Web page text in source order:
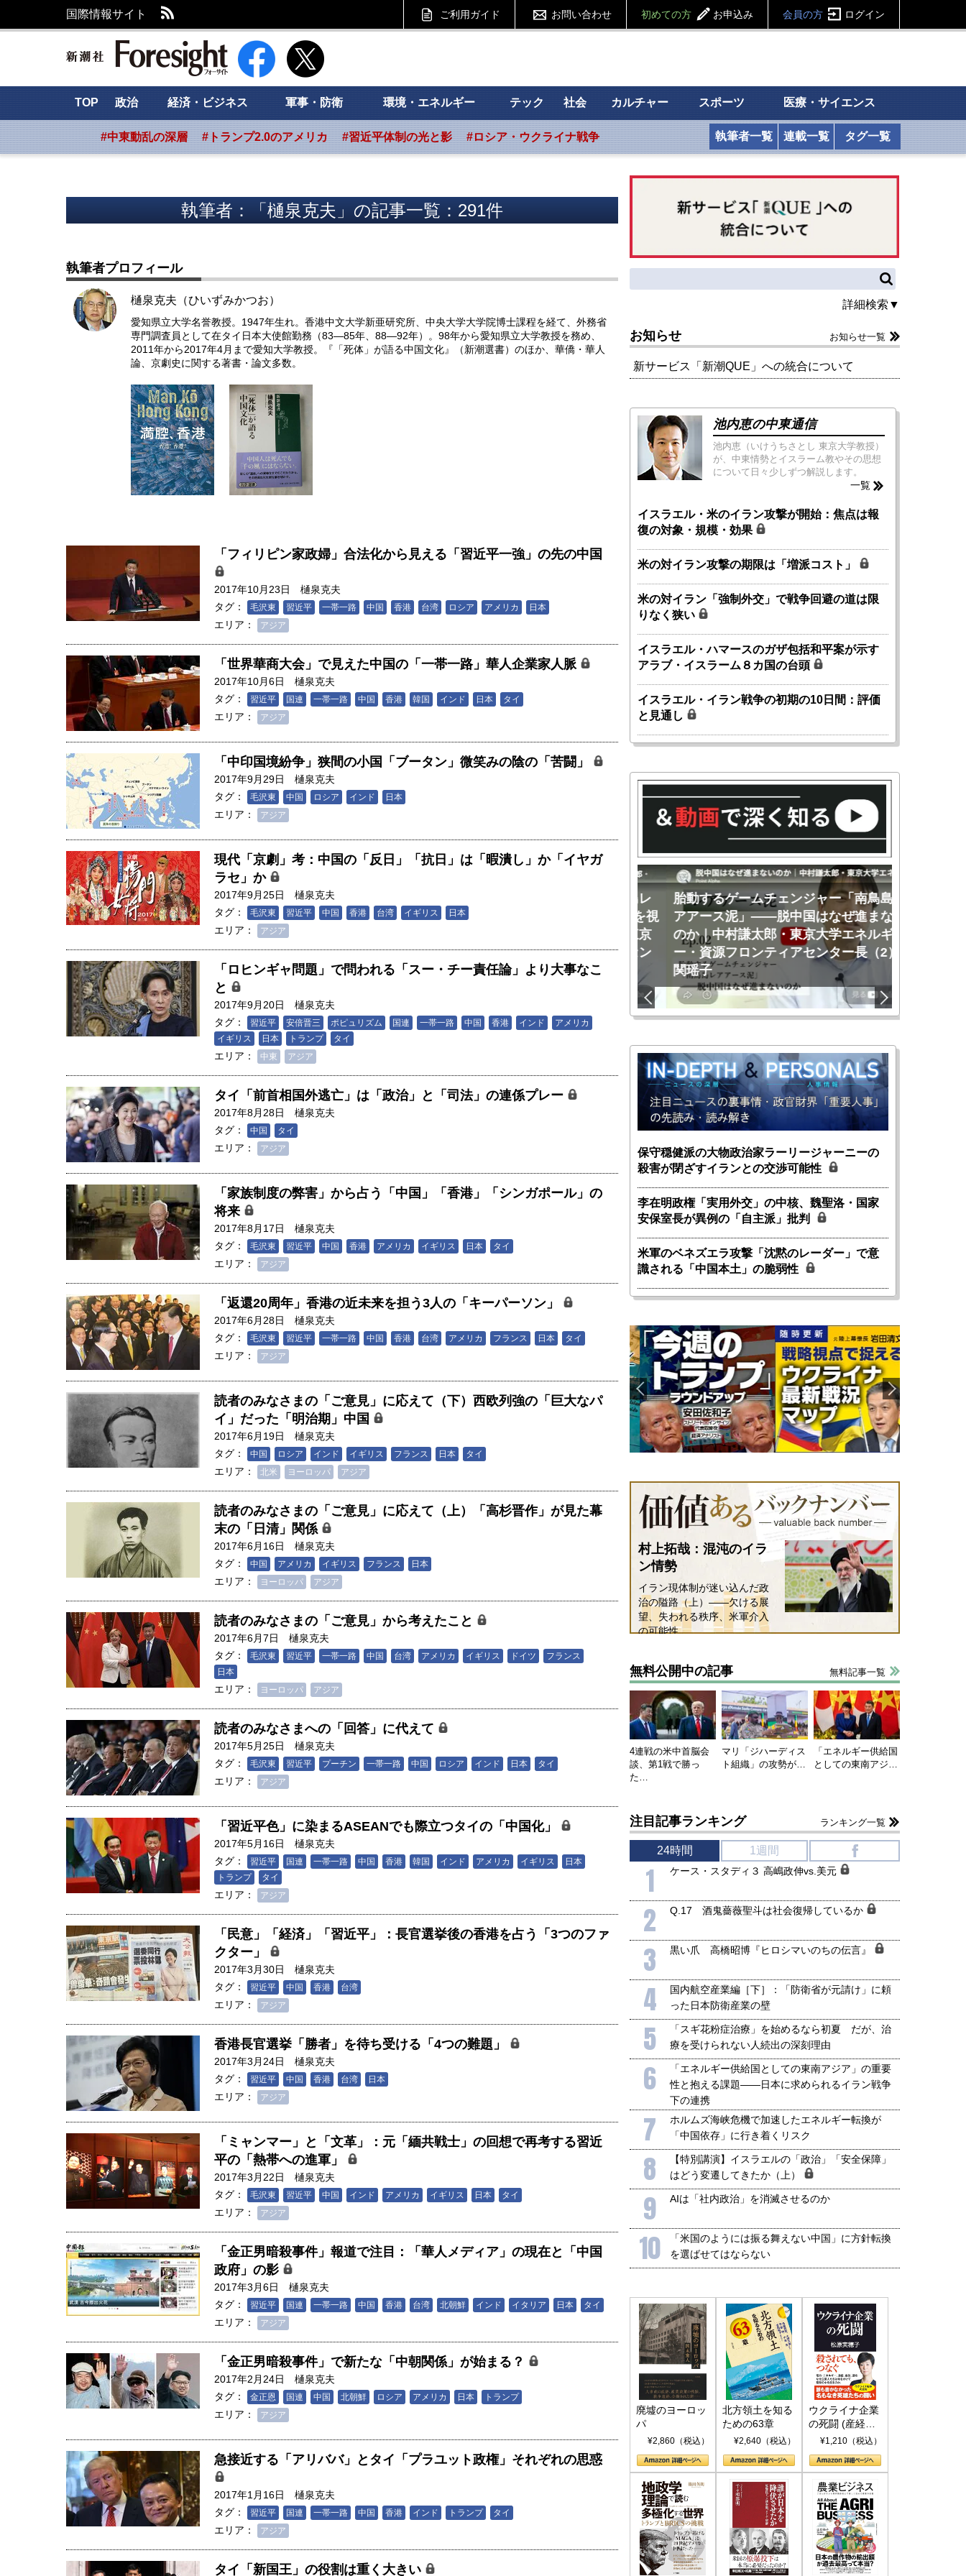
国際情報サイト ご利用ガイド お問い合わせ 初めての方 お申込み 会員の方 ログイン
新潮社 Foresight フォーサイト
TOP 政治 経済・ビジネス 軍事・防衛 環境・エネルギー テック 社会 カルチャー スポーツ 医療・サイエンス
#中東動乱の深層 #トランプ2.0のアメリカ #習近平体制の光と影 #ロシア・ウクライナ戦争 執筆者一覧 連載一覧 タグ一覧
執筆者：「樋泉克夫」の記事一覧：291件
執筆者プロフィール
樋泉克夫（ひいずみかつお）
愛知県立大学名誉教授。1947年生れ。香港中文大学新亜研究所、中央大学大学院博士課程を経て、外務省
専門調査員として在タイ日本大使館勤務（83―85年、88―92年）。98年から愛知県立大学教授を務め、
2011年から2017年4月まで愛知大学教授。『「死体」が語る中国文化』（新潮選書）のほか、華僑・華人
論、京劇史に関する著書・論文多数。
「フィリピン家政婦」合法化から見える「習近平一強」の先の中国
2017年10月23日
樋泉克夫
タグ：
毛沢東 習近平 一帯一路 中国 香港 台湾 ロシア アメリカ 日本
エリア： アジア
「世界華商大会」で見えた中国の「一帯一路」華人企業家人脈
2017年10月6日
樋泉克夫
タグ：
習近平 国連 一帯一路 中国 香港 韓国 インド 日本 タイ
エリア： アジア
「中印国境紛争」狭間の小国「ブータン」微笑みの陰の「苦闘」
2017年9月29日
樋泉克夫
タグ：
毛沢東 中国 ロシア インド 日本
エリア： アジア
現代「京劇」考：中国の「反日」「抗日」は「暇潰し」か「イヤガ
ラセ」か
2017年9月25日
樋泉克夫
タグ：
毛沢東 習近平 中国 香港 台湾 イギリス 日本
エリア： アジア
「ロヒンギャ問題」で問われる「スー・チー責任論」より大事なこ
と
2017年9月20日
樋泉克夫
タグ：
習近平 安倍晋三 ポピュリズム 国連 一帯一路 中国 香港 インド
アメリカ
イギリス
日本 トランプ タイ
エリア： 中東 アジア
タイ「前首相国外逃亡」は「政治」と「司法」の連係プレー
2017年8月28日
樋泉克夫
タグ：
中国 タイ
エリア： アジア
「家族制度の弊害」から占う「中国」「香港」「シンガポール」の
将来
2017年8月17日
樋泉克夫
タグ：
毛沢東 習近平 中国 香港 アメリカ イギリス 日本 タイ
エリア： アジア
「返還20周年」香港の近未来を担う3人の「キーパーソン」
2017年6月28日
樋泉克夫
タグ：
毛沢東 習近平 一帯一路 中国 香港 台湾 アメリカ フランス 日本 タイ
エリア： アジア
読者のみなさまの「ご意見」に応えて（下）西欧列強の「巨大なパ
イ」だった「明治期」中国
2017年6月19日
樋泉克夫
タグ：
中国 ロシア インド イギリス フランス 日本 タイ
エリア： 北米 ヨーロッパ アジア
読者のみなさまの「ご意見」に応えて（上）「高杉晋作」が見た幕
末の「日清」関係
2017年6月16日
樋泉克夫
タグ：
中国 アメリカ イギリス フランス 日本
エリア： ヨーロッパ アジア
読者のみなさまの「ご意見」から考えたこと
2017年6月7日
樋泉克夫
タグ：
毛沢東 習近平 一帯一路 中国 台湾 アメリカ イギリス ドイツ
フランス
日本
エリア： ヨーロッパ アジア
読者のみなさまへの「回答」に代えて
2017年5月25日
樋泉克夫
タグ：
毛沢東 習近平 プーチン 一帯一路 中国 ロシア インド 日本 タイ
エリア： アジア
「習近平色」に染まるASEANでも際立つタイの「中国化」
2017年5月16日
樋泉克夫
タグ：
習近平 国連 一帯一路 中国 香港 韓国 インド アメリカ イギリス
日本
トランプ
タイ
エリア： アジア
「民意」「経済」「習近平」：長官選挙後の香港を占う「3つのファ
クター」
2017年3月30日
樋泉克夫
タグ：
習近平 中国 香港 台湾
エリア： アジア
香港長官選挙「勝者」を待ち受ける「4つの難題」
2017年3月24日
樋泉克夫
タグ：
習近平 中国 香港 台湾 日本
エリア： アジア
「ミャンマー」と「文革」：元「緬共戦士」の回想で再考する習近
平の「熱帯への進軍」
2017年3月22日
樋泉克夫
タグ：
毛沢東 習近平 中国 インド アメリカ イギリス 日本 タイ
エリア： アジア
「金正男暗殺事件」報道で注目：「華人メディア」の現在と「中国
政府」の影
2017年3月6日
樋泉克夫
タグ：
習近平 国連 一帯一路 中国 香港 台湾 北朝鮮 インド イタリア 日本 タイ
エリア： アジア
「金正男暗殺事件」で新たな「中朝関係」が始まる？
2017年2月24日
樋泉克夫
タグ：
金正恩 国連 中国 北朝鮮 ロシア アメリカ 日本 トランプ
エリア： アジア
急接近する「アリババ」とタイ「プラユット政権」それぞれの思惑
2017年1月16日
樋泉克夫
タグ：
習近平 国連 一帯一路 中国 香港 インド トランプ タイ
エリア： アジア
タイ「新国王」の役割は重く大きい
詳細検索▼
お知らせ お知らせ一覧
新サービス「新潮QUE」への統合について
池内恵の中東通信
池内恵（いけうちさとし 東京大学教授）
が、中東情勢とイスラーム教やその思想
について日々少しずつ解説します。
一覧
イスラエル・米のイラン攻撃が開始：焦点は報
復の対象・規模・効果
米の対イラン攻撃の期限は「増派コスト」
米の対イラン「強制外交」で戦争回避の道は限
りなく狭い
イスラエル・ハマースのガザ包括和平案が示す
アラブ・イスラーム８カ国の台頭
イスラエル・イラン戦争の初期の10日間：評価
と見通し
手にするか 核融
大学大学院新領域
4）｜ 関瑶子
胎動するゲームチェンジャー「南鳥島レ
アアース泥」――日米欧豪による新たな
サプライチェーン｜中村謙太郎・東京大
学エネルギー・資源フロンティアセンタ
ー長（4）｜ 関瑶子
アアース泥」――「5年以内に開始」を視
大学エネルギー・資源フロンティアセン
ター長（3）｜ 関瑶子
胎動するゲームチェンジャー「南鳥島レ
アアース泥」――脱中国はなぜ進まない
のか｜中村謙太郎・東京大学エネルギ
ー・資源フロンティアセンター長（2）｜
関瑶子
保守穏健派の大物政治家ラーリージャーニーの
殺害が閉ざすイランとの交渉可能性
李在明政権「実用外交」の中核、魏聖洛・国家
安保室長が異例の「自主派」批判
米軍のベネズエラ攻撃「沈黙のレーダー」で意
識される「中国本土」の脆弱性
村上拓哉：混沌のイラ
ン情勢
イラン現体制が迷い込んだ政
治の隘路（上）――欠ける展
望、失われる秩序、米軍介入
の可能性
無料公開中の記事 無料記事一覧
4連戦の米中首脳会
談、第1戦で勝っ
た…
マリ「ジハーディス
ト組織」の攻勢が…
「エネルギー供給国
としての東南アジ…
注目記事ランキング ランキング一覧
24時間 1週間
1 ケース・スタディ３ 高嶋政伸vs.美元
2 Q.17 酒鬼薔薇聖斗は社会復帰しているか
3 黒い爪 高橋昭博『ヒロシマいのちの伝言』
4
国内航空産業編［下］：「防衛省が元請け」に頼
った日本防衛産業の壁
5
「スギ花粉症治療」を始めるなら初夏 だが、治
療を受けられない人続出の深刻理由
6
「エネルギー供給国としての東南アジア」の重要
性と抱える課題――日本に求められるイラン戦争
下の連携
7
ホルムズ海峡危機で加速したエネルギー転換が
「中国依存」に行き着くリスク
8
【特別講演】イスラエルの「政治」「安全保障」
はどう変遷してきたか（上）
9 AIは「社内政治」を消滅させるのか
10
「米国のようには振る舞えない中国」に方針転換
を選ばせてはならない
廃墟のヨーロッ
パ
¥2,860（税込）
北方領土を知る
ための63章
¥2,640（税込）
ウクライナ企業
の死闘 (産経セ
レクト S 039)
¥1,210（税込）